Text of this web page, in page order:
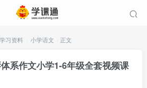
习资料 小学语文 正文
系作文小学1-6年级全套视频课